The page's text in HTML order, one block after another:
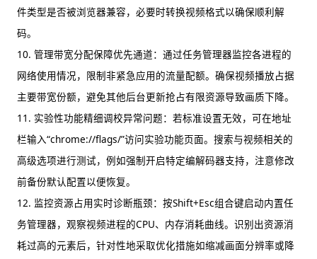
件类型是否被浏览器兼容，必要时转换视频格式以确保顺利解
码。
10. 管理带宽分配保障优先通道：通过任务管理器监控各进程的
网络使用情况，限制非紧急应用的流量配额。确保视频播放占据
主要带宽份额，避免其他后台更新抢占有限资源导致画质下降。
11. 实验性功能精细调校异常问题：若标准设置无效，可在地址
栏输入“chrome://flags/”访问实验功能页面。搜索与视频相关的
高级选项进行测试，例如强制开启特定编解码器支持，注意修改
前备份默认配置以便恢复。
12. 监控资源占用实时诊断瓶颈：按Shift+Esc组合键启动内置任
务管理器，观察视频进程的CPU、内存消耗曲线。识别出资源消
耗过高的元素后，针对性地采取优化措施如缩减画面分辨率或降